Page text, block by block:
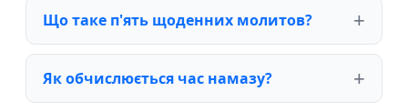
Що таке п'ять щоденних молитов?
Як обчислюється час намазу?